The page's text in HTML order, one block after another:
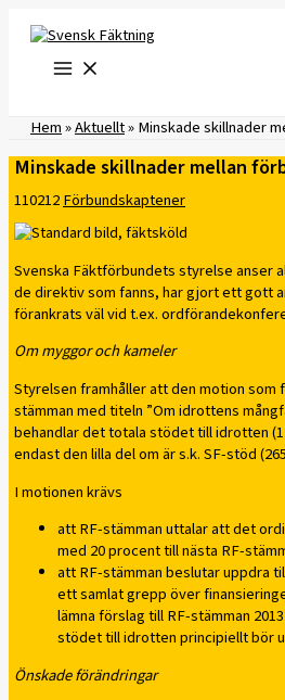
innehåll
Hem»Aktuellt»Minskade skillnader
Minskade skillnader mellan
110212Förbundskaptener
Svenska Fäktförbundets styrelse anser
de direktiv som fanns, har gjort ett gott
förankrats väl vid t.ex.
Om myggor och kameler
Styrelsen framhåller att den motion som
stämman med titeln ”Om idrottens
behandlar det totala stödet till idrotten
endast den lilla del om är s.k. SF-stöd
I motionen krävs
att RF-stämman uttalar att det
med 20 procent till nästa RF-
att RF-stämman beslutar uppdra
ett samlat grepp över
lämna förslag till RF-stämman
stödet till idrotten principiellt bör
Önskade förändringar